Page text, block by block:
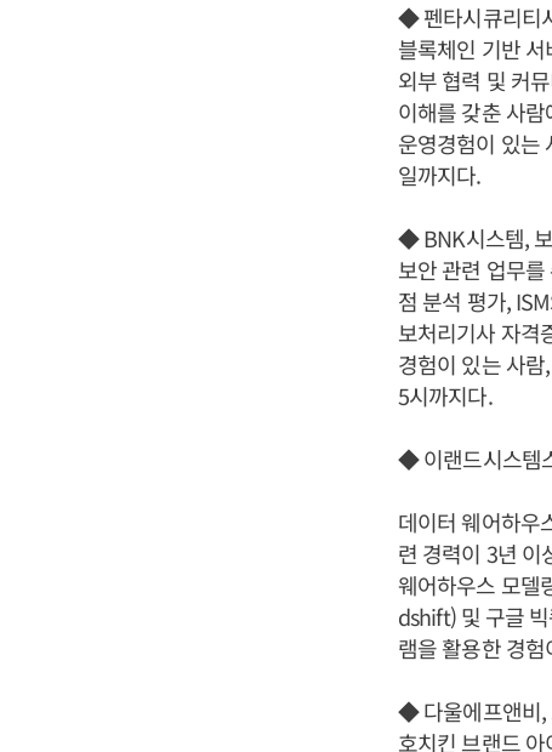
◆ 펜타시큐리티
블록체인 기반
외부 협력 및 커
이해를 갖춘 사
운영경험이 있는
일까지다.
◆ BNK시스템,
보안 관련 업무
점 분석 평가,
보처리기사 자격
경험이 있는 사
5시까지다.
◆ 이랜드시스템
데이터 웨어하우
련 경력이 3년 이
웨어하우스 모델
dshift) 및 구글
램을 활용한 경
◆ 다울에프앤비,
호치킨 브랜드